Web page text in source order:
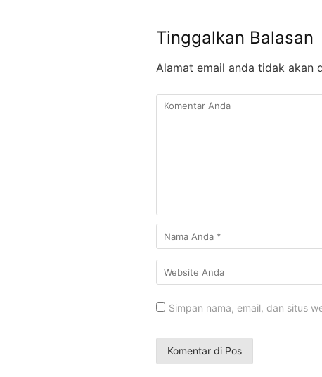
Tinggalkan Balasan
Alamat email anda tidak akan
Simpan nama, email, dan situs